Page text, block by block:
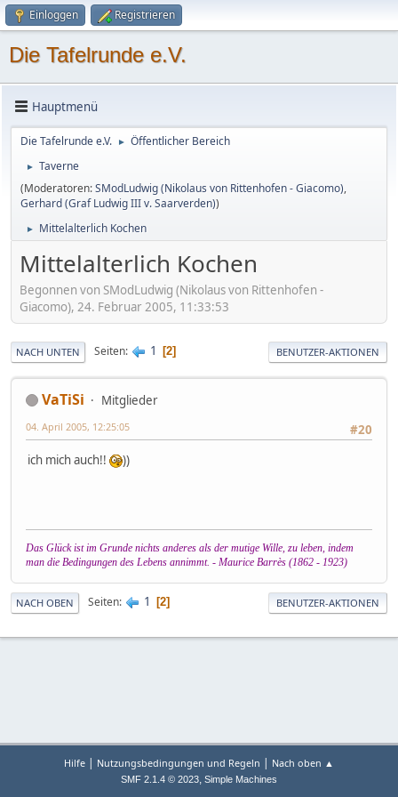
Einloggen Registrieren
Die Tafelrunde e.V.
Hauptmenü
Die Tafelrunde e.V. ► Öffentlicher Bereich
►
Taverne
(Moderatoren:SModLudwig (Nikolaus von Rittenhofen - Giacomo),
Gerhard (Graf Ludwig III v. Saarverden))
► Mittelalterlich Kochen
Mittelalterlich Kochen
Begonnen von SModLudwig (Nikolaus von Rittenhofen -
Giacomo), 24. Februar 2005, 11:33:53
NACH UNTEN Seiten 1 2 BENUTZER-AKTIONEN
VaTiSi
Mitglieder
#20
04. April 2005, 12:25:05
ich mich auch!! ))
Das Glück ist im Grunde nichts anderes als der mutige Wille, zu leben, indem
man die Bedingungen des Lebens annimmt. - Maurice Barrès (1862 - 1923)
NACH OBEN Seiten 1 2 BENUTZER-AKTIONEN
Hilfe | Nutzungsbedingungen und Regeln | Nach oben ▲
SMF 2.1.4 © 2023, Simple Machines